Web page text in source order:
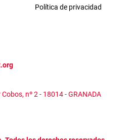
Política de privacidad
nº 2 - 18014 - GRANADA